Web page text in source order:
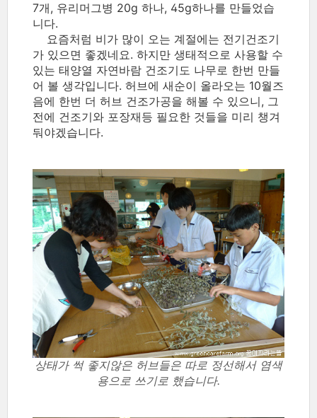
7개, 유리머그병 20g 하나, 45g하나를 만들었습
니다.
요즘처럼 비가 많이 오는 계절에는 전기건조기
가 있으면 좋겠네요. 하지만 생태적으로 사용할 수
있는 태양열 자연바람 건조기도 나무로 한번 만들
어 볼 생각입니다. 허브에 새순이 올라오는 10월즈
음에 한번 더 허브 건조가공을 해볼 수 있으니, 그
전에 건조기와 포장재등 필요한 것들을 미리 챙겨
둬야겠습니다.
상태가 썩 좋지않은 허브들은 따로 정선해서 염색
용으로 쓰기로 했습니다.